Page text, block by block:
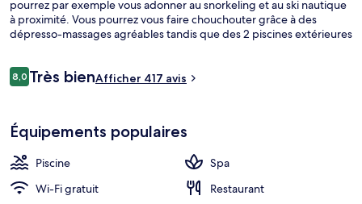
pourrez par exemple vous adonner au snorkeling et au ski nautique
à proximité. Vous pourrez vous faire chouchouter grâce à des
dépresso-massages agréables tandis que des 2 piscines extérieures
restaurants, tandis que les 2 bars/salons vous invitent à siroter des
une piscine pour enfants. Le personnel attentionné et
l'emplacement remportent un franc succès auprès des autres
Avis
voyageurs
8,08,0 sur 10
Très bienAfficher 417 avis
Équipements populaires
Piscine
Spa
Wi-Fi gratuit
Restaurant